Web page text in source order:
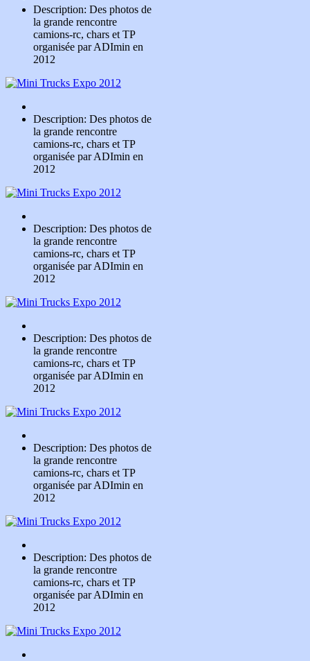
Description: Des photos de
la grande rencontre
camions-rc, chars et TP
organisée par ADImin en
2012
Description: Des photos de
la grande rencontre
camions-rc, chars et TP
organisée par ADImin en
2012
Description: Des photos de
la grande rencontre
camions-rc, chars et TP
organisée par ADImin en
2012
Description: Des photos de
la grande rencontre
camions-rc, chars et TP
organisée par ADImin en
2012
Description: Des photos de
la grande rencontre
camions-rc, chars et TP
organisée par ADImin en
2012
Description: Des photos de
la grande rencontre
camions-rc, chars et TP
organisée par ADImin en
2012